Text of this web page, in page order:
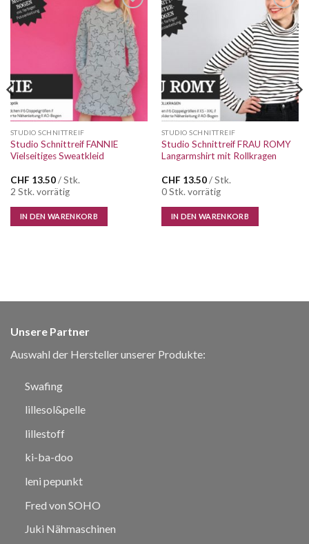
Auf die
Wunschliste
STUDIO SCHNITTREIF
Studio Schnittreif FANNIE
Vielseitiges Sweatkleid
CHF 13.50/ Stk.
2 Stk. vorrätig
IN DEN WARENKORB
Auf die
Wunschliste
STUDIO SCHNITTREIF
Studio Schnittreif FRAU ROMY
Langarmshirt mit Rollkragen
CHF 13.50/ Stk.
0 Stk. vorrätig
IN DEN WARENKORB
Unsere Partner
Auswahl der Hersteller unserer Produkte:
Swafing
lillesol&pelle
lillestoff
ki-ba-doo
leni pepunkt
Fred von SOHO
Juki Nähmaschinen